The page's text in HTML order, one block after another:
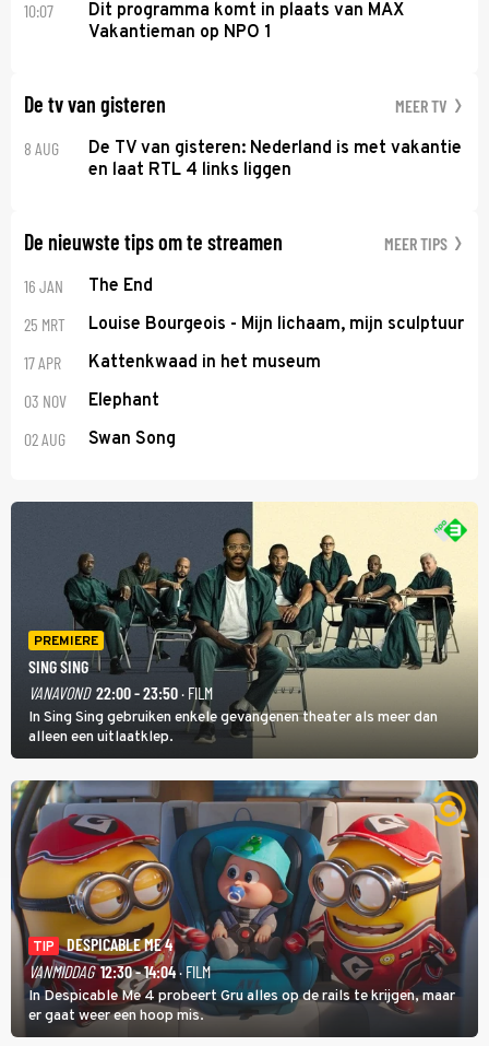
10:07
Dit programma komt in plaats van MAX
Vakantieman op NPO 1
De tv van gisteren MEER TV
8 AUG
De TV van gisteren: Nederland is met vakantie
en laat RTL 4 links liggen
De nieuwste tips om te streamen MEER TIPS
16 JAN The End
25 MRT Louise Bourgeois - Mijn lichaam, mijn sculptuur
17 APR Kattenkwaad in het museum
03 NOV Elephant
02 AUG Swan Song
PREMIERE
SING SING
VANAVOND 22:00 - 23:50· FILM
In Sing Sing gebruiken enkele gevangenen theater als meer dan
alleen een uitlaatklep.
TIP
DESPICABLE ME 4
VANMIDDAG 12:30 - 14:04· FILM
In Despicable Me 4 probeert Gru alles op de rails te krijgen, maar
er gaat weer een hoop mis.